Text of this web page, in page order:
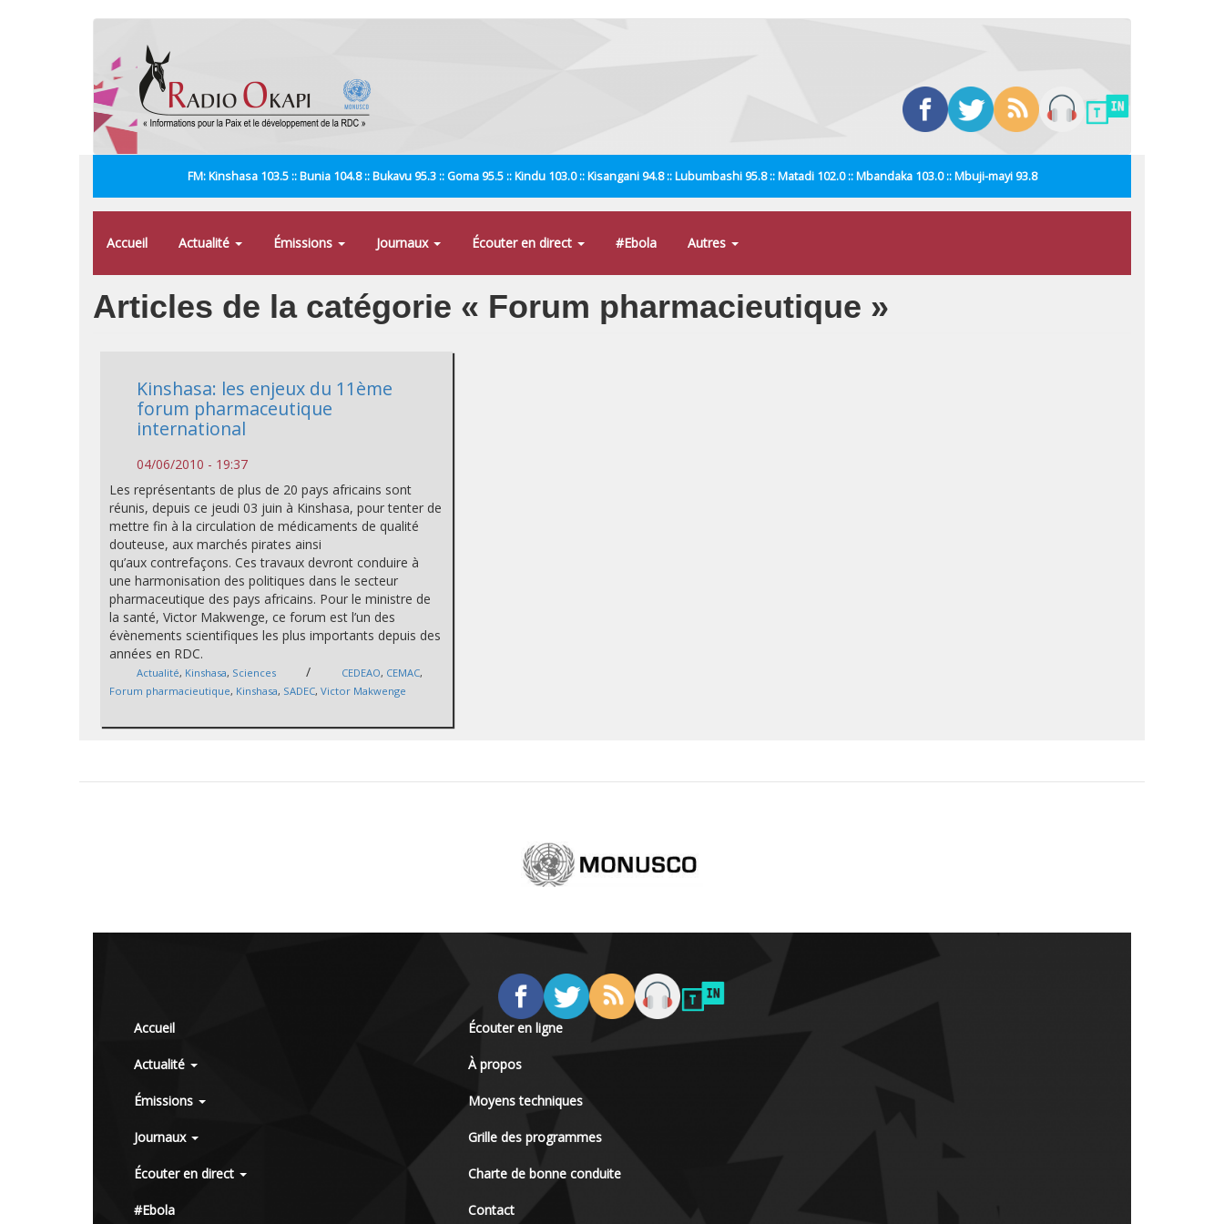
FM: Kinshasa 103.5 :: Bunia 104.8 :: Bukavu 95.3 :: Goma 95.5 :: Kindu 103.0 :: Kisangani 94.8 :: Lubumbashi 95.8 :: Matadi 102.0 :: Mbandaka 103.0 :: Mbuji-mayi 93.8
Accueil Actualité Émissions Journaux Écouter en direct #Ebola Autres
Articles de la catégorie « Forum pharmacieutique »
Kinshasa: les enjeux du 11ème
forum pharmaceutique
international
04/06/2010 - 19:37
Les représentants de plus de 20 pays africains sont
réunis, depuis ce jeudi 03 juin à Kinshasa, pour tenter de
mettre fin à la circulation de médicaments de qualité
douteuse, aux marchés pirates ainsi
qu’aux contrefaçons. Ces travaux devront conduire à
une harmonisation des politiques dans le secteur
pharmaceutique des pays africains. Pour le ministre de
la santé, Victor Makwenge, ce forum est l’un des
évènements scientifiques les plus importants depuis des
années en RDC.
Actualité, Kinshasa, Sciences / CEDEAO, CEMAC,
Forum pharmacieutique, Kinshasa, SADEC,Victor Makwenge
Accueil
Actualité
Émissions
Journaux
Écouter en direct
#Ebola
Écouter en ligne
À propos
Moyens techniques
Grille des programmes
Charte de bonne conduite
Contact